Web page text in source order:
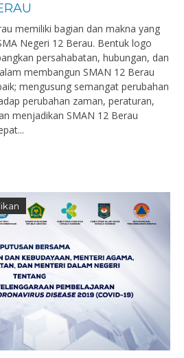
memiliki bagian dan makna yang
Negeri 12 Berau. Bentuk logo
persahabatan, hubungan, dan
membangun SMAN 12 Berau
mengusung semangat perubahan
perubahan zaman, peraturan,
menjadikan SMAN 12 Berau